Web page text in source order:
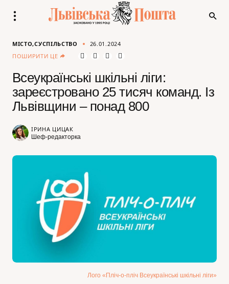
МІСТО СУСПІЛЬСТВО
26.01.2024
ПОШИРИТИ ЦЕ
Всеукраїнські шкільні ліги:
зареєстровано 25 тисяч команд. Із
Львівщини – понад 800
ІРИНА ЦИЦАК
Шеф-редакторка
Лого «Пліч-о-пліч Всеукраїнські шкільні ліги»